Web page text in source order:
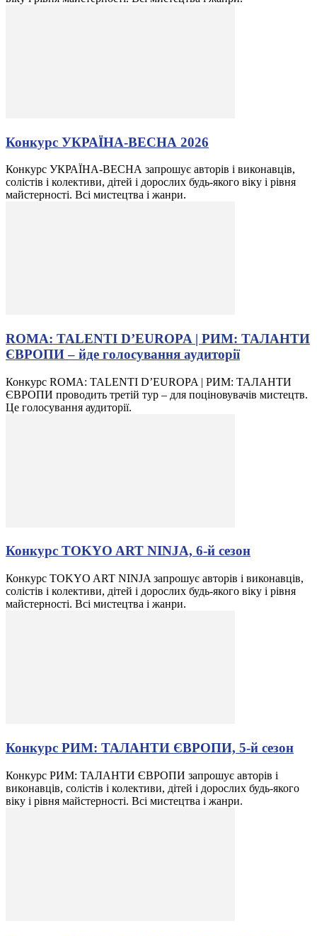
Конкурс УКРАЇНА-ВЕСНА 2026
Конкурс УКРАЇНА-ВЕСНА запрошує авторів і виконавців,
солістів і колективи, дітей і дорослих будь-якого віку і рівня
майстерності. Всі мистецтва і жанри.
ROMA: TALENTI D’EUROPA | РИМ: ТАЛАНТИ
ЄВРОПИ – йде голосування аудиторії
Конкурс ROMA: TALENTI D’EUROPA | РИМ: ТАЛАНТИ
ЄВРОПИ проводить третій тур – для поціновувачів мистецтв.
Це голосування аудиторії.
Конкурс TOKYO ART NINJA, 6-й сезон
Конкурс TOKYO ART NINJA запрошує авторів і виконавців,
солістів і колективи, дітей і дорослих будь-якого віку і рівня
майстерності. Всі мистецтва і жанри.
Конкурс РИМ: ТАЛАНТИ ЄВРОПИ, 5-й сезон
Конкурс РИМ: ТАЛАНТИ ЄВРОПИ запрошує авторів і
виконавців, солістів і колективи, дітей і дорослих будь-якого
віку і рівня майстерності. Всі мистецтва і жанри.